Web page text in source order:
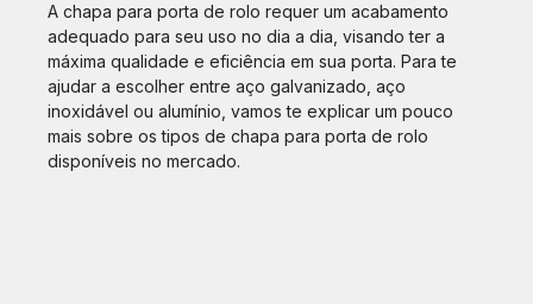
A chapa para porta de rolo requer um acabamento
adequado para seu uso no dia a dia, visando ter a
máxima qualidade e eficiência em sua porta. Para te
ajudar a escolher entre aço galvanizado, aço
inoxidável ou alumínio, vamos te explicar um pouco
mais sobre os tipos de chapa para porta de rolo
disponíveis no mercado.